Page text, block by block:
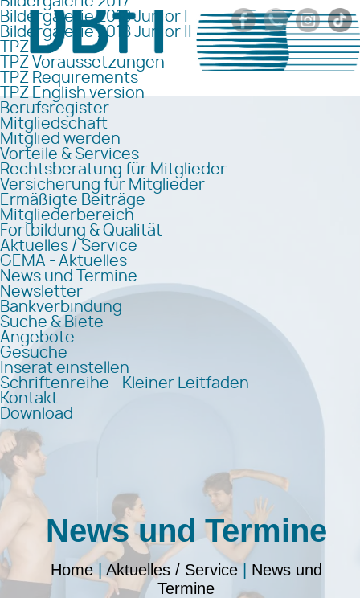
Bildergalerie 2018 Junior I
Bildergalerie 2018 Junior II
TPZ
TPZ Voraussetzungen
TPZ Requirements
TPZ English version
Berufsregister
Mitgliedschaft
Mitglied werden
Vorteile & Services
Rechtsberatung für Mitglieder
Versicherung für Mitglieder
Ermäßigte Beiträge
Mitgliederbereich
Fortbildung & Qualität
Aktuelles / Service
GEMA - Aktuelles
News und Termine
Newsletter
Bankverbindung
Suche & Biete
Angebote
Gesuche
Inserat einstellen
Schriftenreihe - Kleiner Leitfaden
Kontakt
Download
News und Termine
Home| Aktuelles / Service| News und
Termine